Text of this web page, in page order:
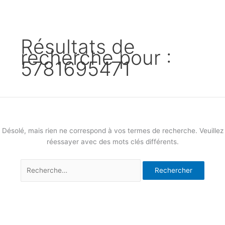
Résultats de
recherche pour :
5781695471
Désolé, mais rien ne correspond à vos termes de recherche. Veuillez
réessayer avec des mots clés différents.